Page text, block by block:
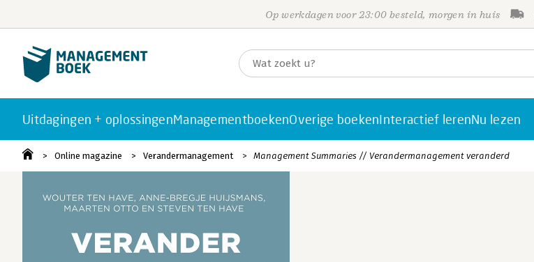
Op werkdagen voor 23:00 besteld, morgen in huis
Uitdagingen + oplossingenManagementboekenOverige boekenInteractief lerenNu lezen
Online magazine Verandermanagement Management Summaries // Verandermanagement veranderd